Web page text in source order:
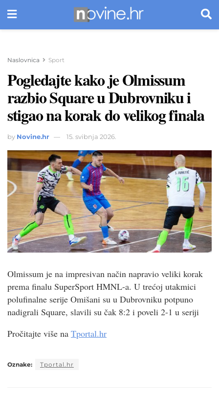
Naslovnica Sport
Pogledajte kako je Olmissum
razbio Square u Dubrovniku i
stigao na korak do velikog finala
by Novine.hr 15. svibnja 2026.
Olmissum je na impresivan način napravio veliki korak
prema finalu SuperSport HMNL-a. U trećoj utakmici
polufinalne serije Omišani su u Dubrovniku potpuno
nadigrali Square, slavili su čak 8:2 i poveli 2-1 u seriji
Pročitajte više na Tportal.hr
Oznake: Tportal.hr